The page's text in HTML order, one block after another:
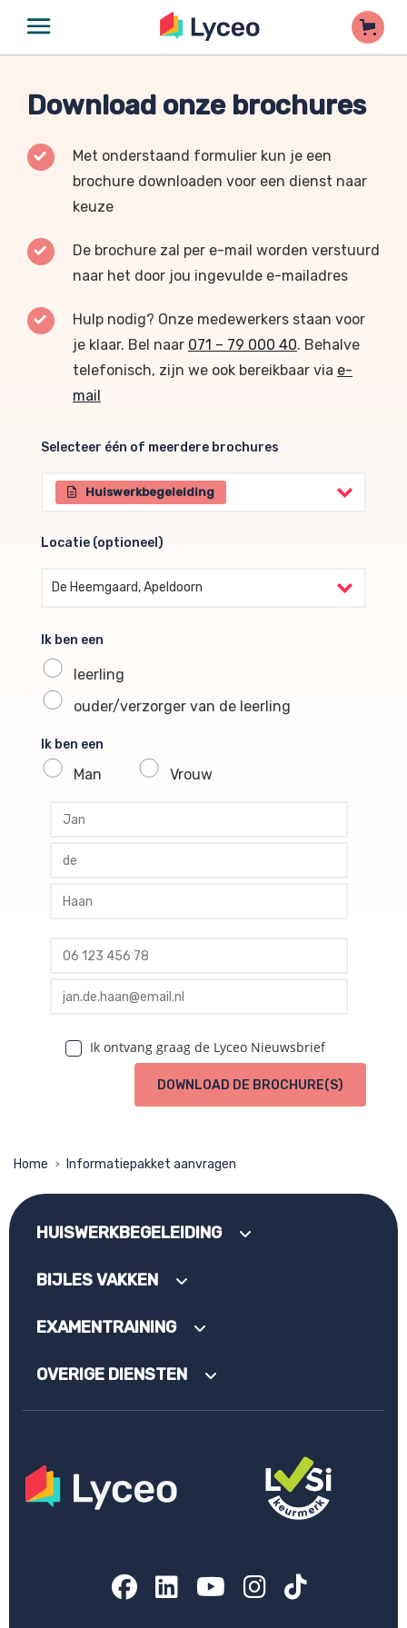
Download onze brochures
Met onderstaand formulier kun je een
brochure downloaden voor een dienst naar
keuze
De brochure zal per e-mail worden verstuurd
naar het door jou ingevulde e-mailadres
Hulp nodig? Onze medewerkers staan voor
je klaar. Bel naar 071 – 79 000 40. Behalve
telefonisch, zijn we ook bereikbaar via e-
mail
Selecteer één of meerdere brochures
Selecteer één of meerdere brochures
Huiswerkbegeleiding
Locatie (optioneel)
Locatie (optioneel)
De Heemgaard, Apeldoorn
Ik ben een
leerling
ouder/verzorger van de leerling
Ik ben een
Man Vrouw
profile voornaam
profile tussenvoegsel
profile achternaam
profile telefoon
profile email
Ik ontvang graag de Lyceo Nieuwsbrief
DOWNLOAD DE BROCHURE(S)
Home > Informatiepakket aanvragen
HUISWERKBEGELEIDING
BIJLES VAKKEN
EXAMENTRAINING
OVERIGE DIENSTEN
Facebook
LinkedIn
YouTube
Instagram
TikTok